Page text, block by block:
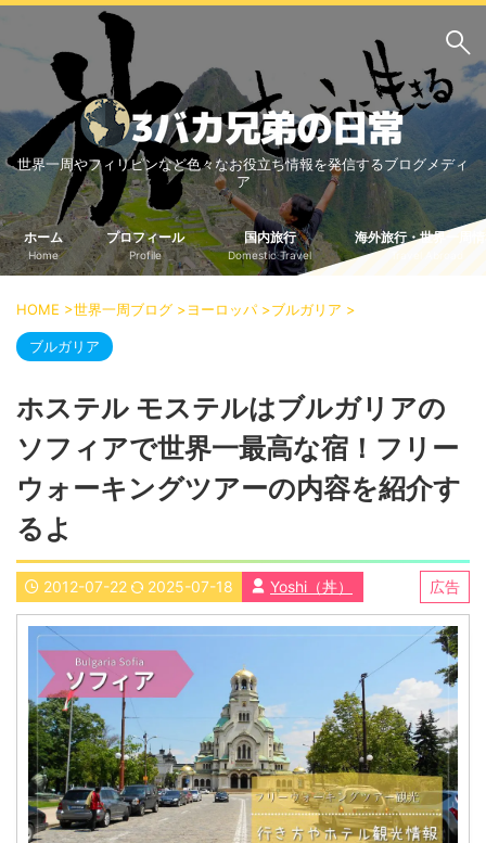
サイト内検索
3バカ兄弟のブログ
三男：増田っちのブロ
グ
次男：タクジのブログ
長男：Yoshiのブログ
ビジネス・ライフハック
車関係
国内旅行
中部
中国・四国
北海道・東北
関東
世界一周ブログ
アフリカ
アジア
ヨーロッパ
中東
北・中南米
世界一周の準備
Web・ガジェット
スマホ・タブレット
PC・インターネット
ポケモンGO
AND OR
世界一周やフィリピンなど色々なお役立ち情報を発信するブログメディ
ア
ホーム
Home
プロフィール
Profile
国内旅行
Domestic Travel
海外旅行・世界一周
HOME >世界一周ブログ >ヨーロッパ >ブルガリア >
ブルガリア
ホステル モステルはブルガリアの
ソフィアで世界一最高な宿！フリー
ウォーキングツアーの内容を紹介す
るよ
2012-07-22 2025-07-18 Yoshi（丼） 広告